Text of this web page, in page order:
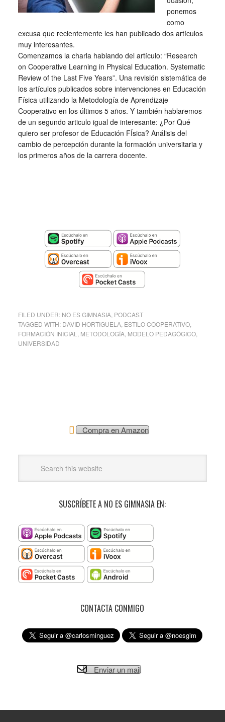
ponemos
como
excusa que recientemente les han publicado dos artículos
muy interesantes.
Comenzamos la charla hablando del artículo: “Research
on Cooperative Learning in Physical Education. Systematic
Review of the Last Five Years”. Una revisión sistemática de
los artículos publicados sobre intervenciones en Educación
Física utilizando la Metodología de Aprendizaje
Cooperativo en los últimos 5 años. Y también hablaremos
de un segundo articulo igual de interesante: ¿Por Qué
quiero ser profesor de Educación FÍsica? Análisis del
cambio de percepción durante la formación universitaria y
los primeros años de la carrera docente.
FILED UNDER: NO ES GIMNASIA, PODCAST
TAGGED WITH: DAVID HORTIGUELA, ESTILO COOPERATIVO,
FORMACIÓN INICIAL
METODOLOGÍA, MODELO PEDAGÓGICO,
UNIVERSIDAD
Compra en Amazon
SUSCRÍBETE A NO ES GIMNASIA EN:
CONTACTA CONMIGO
Enviar un mail